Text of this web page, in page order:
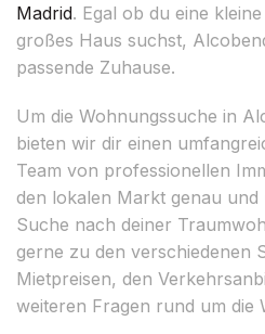
Madrid. Egal ob du eine
großes Haus suchst,
passende Zuhause.
Um die Wohnungssuche in
bieten wir dir einen
Team von professionellen
den lokalen Markt genau
Suche nach deiner
gerne zu den verschiedenen
Mietpreisen, den
weiteren Fragen rund um die